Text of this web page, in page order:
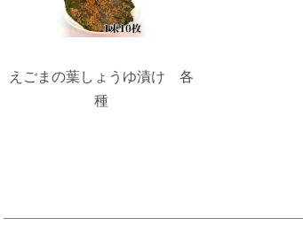
えごまの葉しょうゆ漬け 各
種